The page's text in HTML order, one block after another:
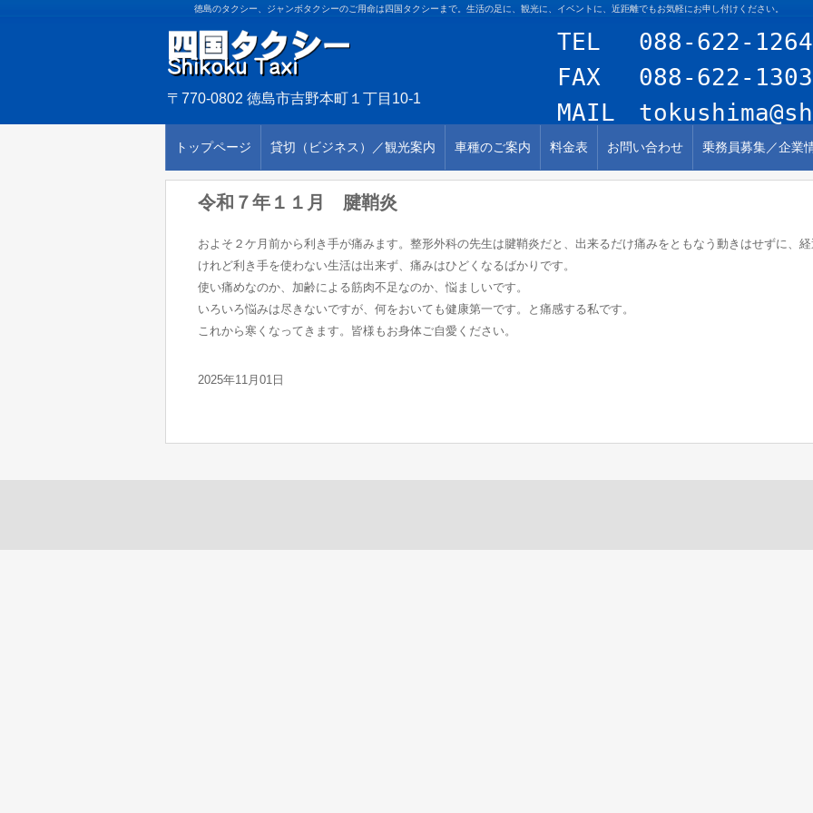
徳島のタクシー、ジャンボタクシーのご用命は四国タクシーまで。生活の足に、観光に、イベントに、近距離でもお気軽にお申し付けください。
TEL 088-622-1264
FAX 088-622-1303
MAIL
トップページ 貸切（ビジネス）／観光案内 車種のご案内 料金表 お問い合わせ 乗務員募集／企業
〒770-0802 徳島市吉野本町１丁目10-1
令和７年１１月 腱鞘炎
およそ２ケ月前から利き手が痛みます。整形外科の先生は腱鞘炎だと、出来るだけ痛みをともなう動きはせずに、経
けれど利き手を使わない生活は出来ず、痛みはひどくなるばかりです。
使い痛めなのか、加齢による筋肉不足なのか、悩ましいです。
いろいろ悩みは尽きないですが、何をおいても健康第一です。と痛感する私です。
これから寒くなってきます。皆様もお身体ご自愛ください。
2025年11月01日